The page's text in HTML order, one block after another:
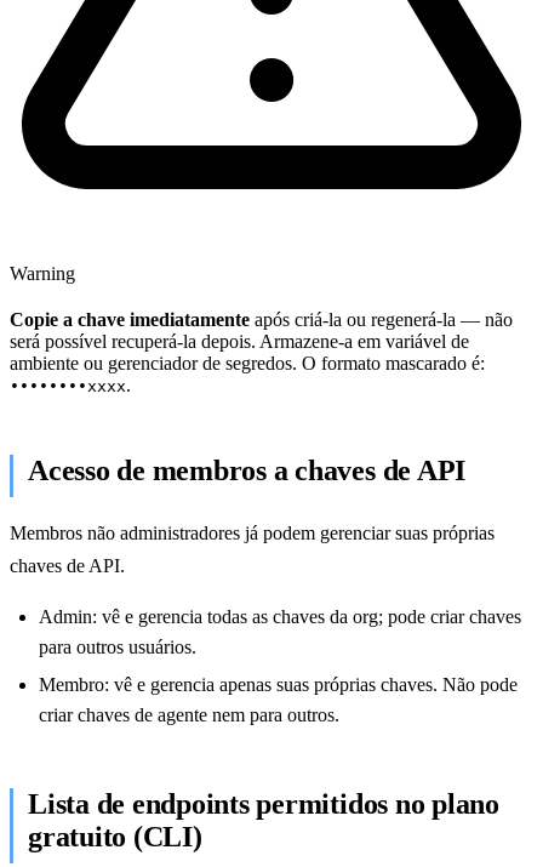
Warning
Copie a chave imediatamente após criá-la ou regenerá-la — não
será possível recuperá-la depois. Armazene-a em variável de
ambiente ou gerenciador de segredos. O formato mascarado é:
••••••••xxxx.
Acesso de membros a chaves de API
Membros não administradores já podem gerenciar suas próprias
chaves de API.
Admin: vê e gerencia todas as chaves da org; pode criar chaves
para outros usuários.
Membro: vê e gerencia apenas suas próprias chaves. Não pode
criar chaves de agente nem para outros.
Lista de endpoints permitidos no plano
gratuito (CLI)